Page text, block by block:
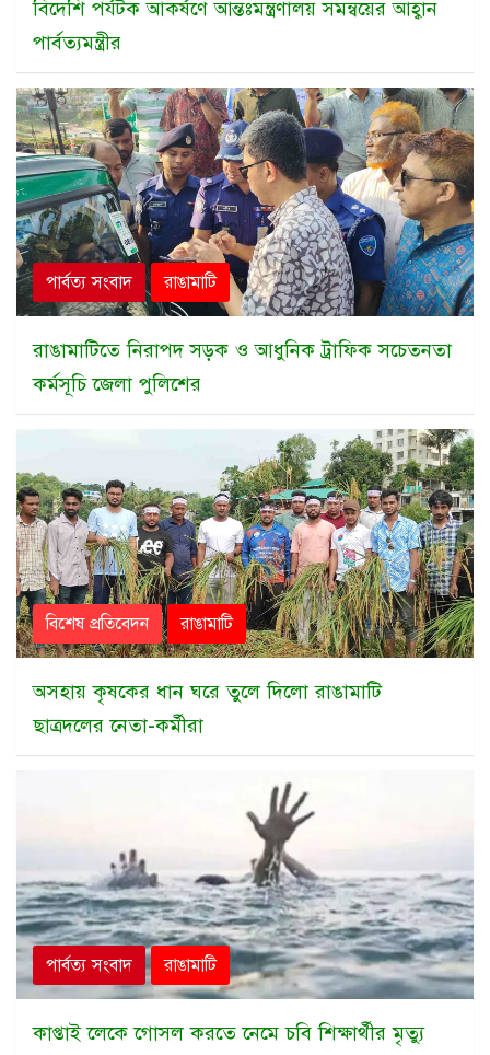
বিদেশি পর্যটক আকর্ষণে আন্তঃমন্ত্রণালয় সমন্বয়ের আহ্বান
পার্বত্যমন্ত্রীর
পার্বত্য সংবাদ রাঙামাটি
রাঙামাটিতে নিরাপদ সড়ক ও আধুনিক ট্রাফিক সচেতনতা
কর্মসূচি জেলা পুলিশের
বিশেষ প্রতিবেদন রাঙামাটি
অসহায় কৃষকের ধান ঘরে তুলে দিলো রাঙামাটি
ছাত্রদলের নেতা-কর্মীরা
পার্বত্য সংবাদ রাঙামাটি
কাপ্তাই লেকে গোসল করতে নেমে চবি শিক্ষার্থীর মৃত্যু